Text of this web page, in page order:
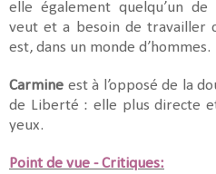
elle également quelqu’un
veut et a besoin de travailler
est, dans un monde d’hommes.
Carmine est à l’opposé de la
de Liberté : elle plus directe
yeux.
Point de vue - Critiques: